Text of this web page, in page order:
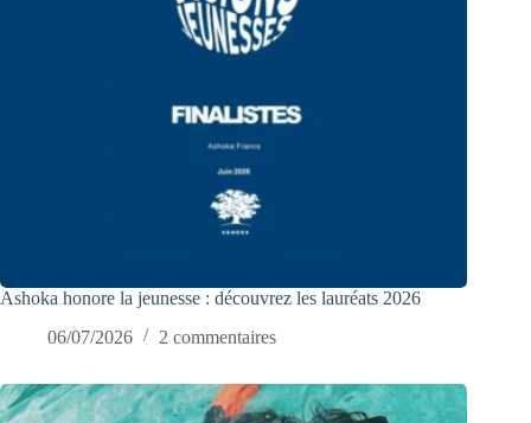
Ashoka honore la jeunesse : découvrez les lauréats 2026
06/07/2026
2 commentaires